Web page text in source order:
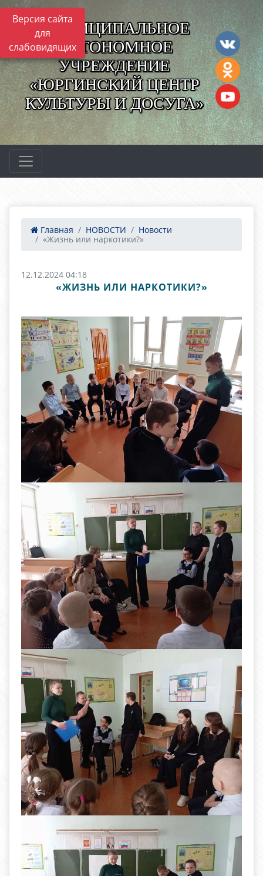
Версия сайта
для
слабовидящих
МУНИЦИПАЛЬНОЕ
АВТОНОМНОЕ
УЧРЕЖДЕНИЕ
«ЮРГИНСКИЙ ЦЕНТР
КУЛЬТУРЫ И ДОСУГА»
Главная НОВОСТИ
Новости
«Жизнь или наркотики?»
12.12.2024 04:18
«ЖИЗНЬ ИЛИ НАРКОТИКИ?»